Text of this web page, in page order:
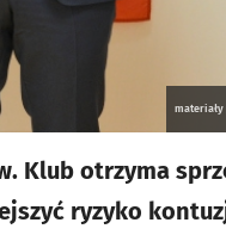
materiały
Klub otrzyma
ryzyko